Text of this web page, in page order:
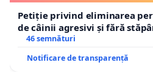
Petiție privind eliminarea
de câinii agresivi și fără
46 semnături
Notificare de transparență